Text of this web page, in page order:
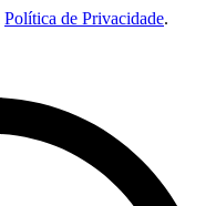
Política de Privacidade.